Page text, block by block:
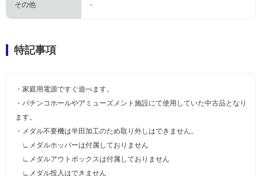
その他 -
特記事項
・家庭用電源ですぐ遊べます。
・パチンコホールやアミューズメント施設にて使用していた中古品となり
ます。
・メダル不要機は半田加工のため取り外しはできません。
∟メダルホッパーは付属しておりません
∟メダルアウトボックスは付属しておりません
∟メダル投入はできません